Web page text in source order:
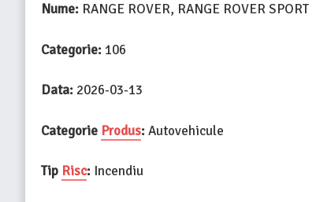
Nume: RANGE ROVER, RANGE ROVER SPORT
Categorie: 106
Data: 2026-03-13
Categorie Produs:Autovehicule
Tip Risc: Incendiu